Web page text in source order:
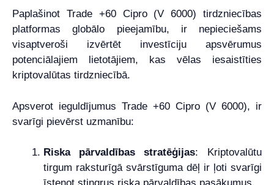
Paplašinot Trade +60 Cipro (V 6000) tirdzniecības
platformas globālo pieejamību, ir nepieciešams
visaptveroši izvērtēt investīciju apsvērumus
potenciālajiem lietotājiem, kas vēlas iesaistīties
kriptovalūtas tirdzniecībā.
Apsverot ieguldījumus Trade +60 Cipro (V 6000), ir
svarīgi pievērst uzmanību:
Riska pārvaldības stratēģijas: Kriptovalūtu
tirgum raksturīgā svārstīguma dēļ ir ļoti svarīgi